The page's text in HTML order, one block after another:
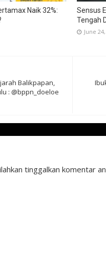
Naik 32%:
Sensus
Tengah
June
Balikpapan,
: @bppn_doeloe
tinggalkan komentar